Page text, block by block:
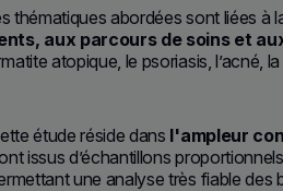
thématiques abordées sont liées à
aux parcours de soins et
atopique, le psoriasis,
étude réside dans l'ampleur
issus d’échantillons
une analyse très fiable des